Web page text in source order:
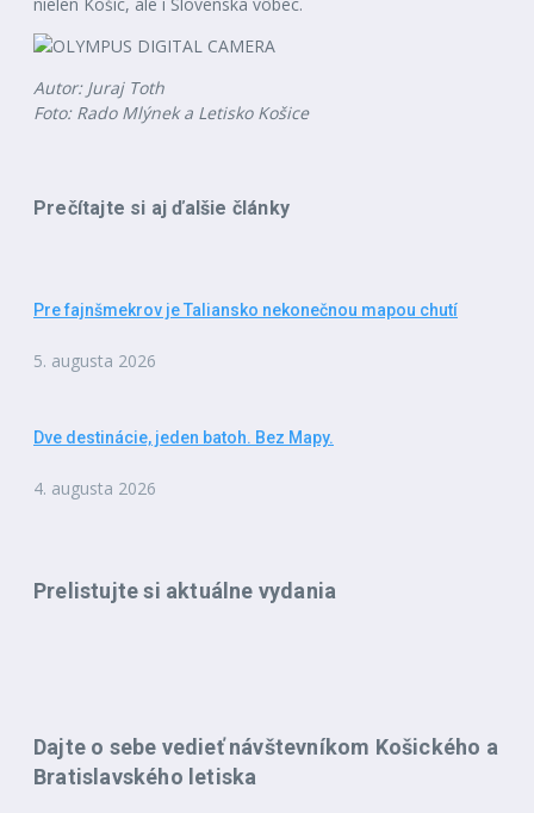
Autor: Juraj Toth
Foto: Rado Mlýnek a Letisko Košice
Prečítajte si aj ďalšie články
Pre fajnšmekrov je Taliansko nekonečnou mapou chutí
5. augusta 2026
Dve destinácie, jeden batoh. Bez Mapy.
4. augusta 2026
Prelistujte si aktuálne vydania
Dajte o sebe vedieť návštevníkom Košického a
Bratislavského letiska